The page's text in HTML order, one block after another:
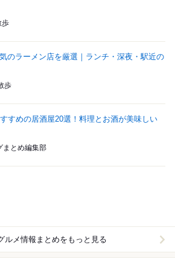
歩
のラーメン店を厳選｜ランチ・深夜・駅近の
歩
すめの居酒屋20選！料理とお酒が美味しい
まとめ編集部
ルメ情報まとめをもっと見る